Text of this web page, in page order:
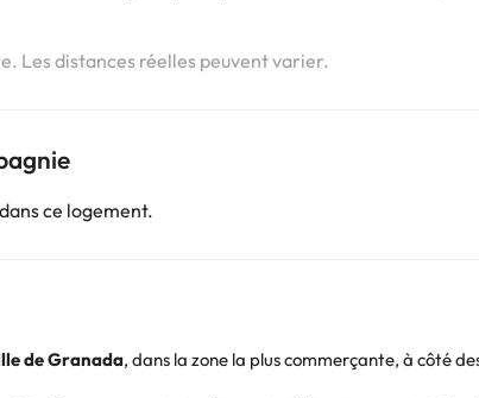
Les distances réelles peuvent varier.
ce logement.
de Granada, dans la zone la plus commerçante, à côté